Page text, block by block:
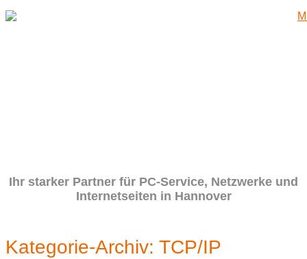
Zum
Inhalt
Ihr starker Partner für PC-Service, Netzwerke und
Internetseiten in Hannover
Kategorie-Archiv: TCP/IP